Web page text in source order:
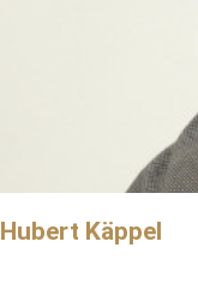
Hubert Käppel